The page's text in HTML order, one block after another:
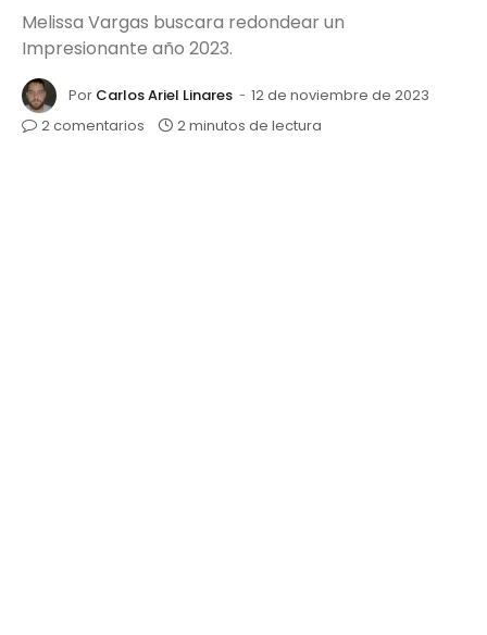
Melissa Vargas buscara redondear un
Impresionante año 2023.
Por Carlos Ariel Linares
12 de noviembre de 2023
2 comentarios
2 minutos de lectura